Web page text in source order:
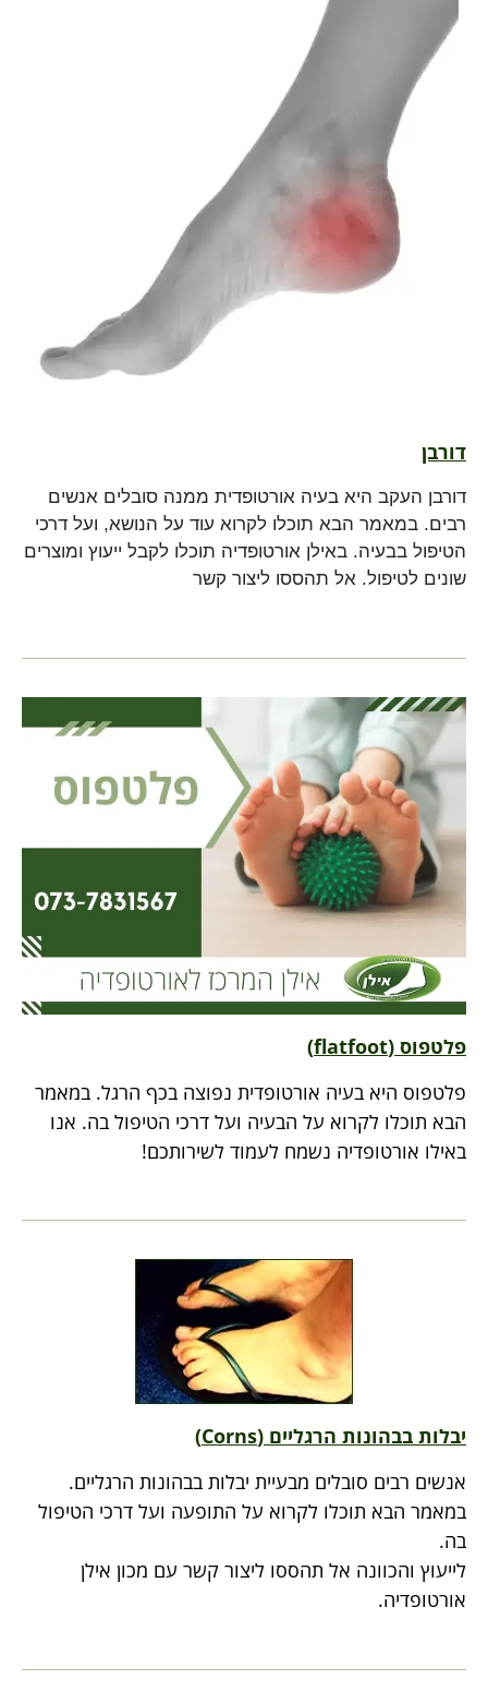
דורבן
דורבן העקב היא בעיה אורטופדית ממנה סובלים אנשים
רבים. במאמר הבא תוכלו לקרוא עוד על הנושא, ועל דרכי
הטיפול בבעיה. באילן אורטופדיה תוכלו לקבל ייעוץ ומוצרים
שונים לטיפול. אל תהססו ליצור קשר
פלטפוס (flatfoot)
פלטפוס היא בעיה אורטופדית נפוצה בכף הרגל. במאמר
הבא תוכלו לקרוא על הבעיה ועל דרכי הטיפול בה. אנו
באילו אורטופדיה נשמח לעמוד לשירותכם!
יבלות בבהונות הרגליים (Corns)
אנשים רבים סובלים מבעיית יבלות בבהונות הרגליים.
במאמר הבא תוכלו לקרוא על התופעה ועל דרכי הטיפול
בה.
לייעוץ והכוונה אל תהססו ליצור קשר עם מכון אילן
אורטופדיה.